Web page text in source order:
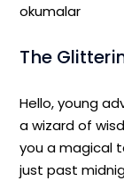
okumalar
The
Hello, young
a wizard of
you a magical
just past